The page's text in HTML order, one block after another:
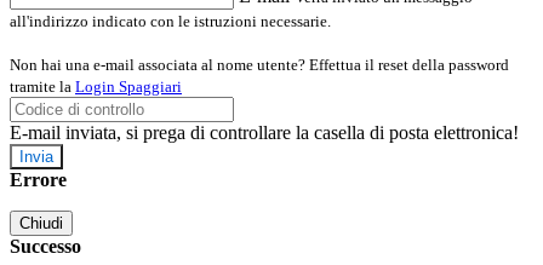
all'indirizzo indicato con le istruzioni necessarie.
Non hai una e-mail associata al nome utente? Effettua il reset della password
tramite la Login Spaggiari
E-mail inviata, si prega di controllare la casella di posta elettronica!
Errore
Chiudi
Successo